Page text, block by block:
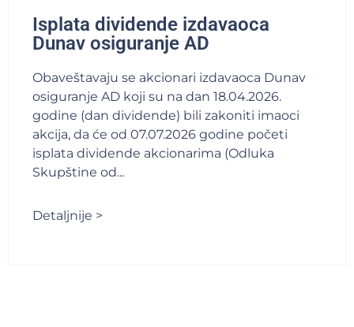
Isplata dividende izdavaoca
Dunav osiguranje AD
Obaveštavaju se akcionari izdavaoca Dunav
osiguranje AD koji su na dan 18.04.2026.
godine (dan dividende) bili zakoniti imaoci
akcija, da će od 07.07.2026 godine početi
isplata dividende akcionarima (Odluka
Skupštine od...
Detaljnije >